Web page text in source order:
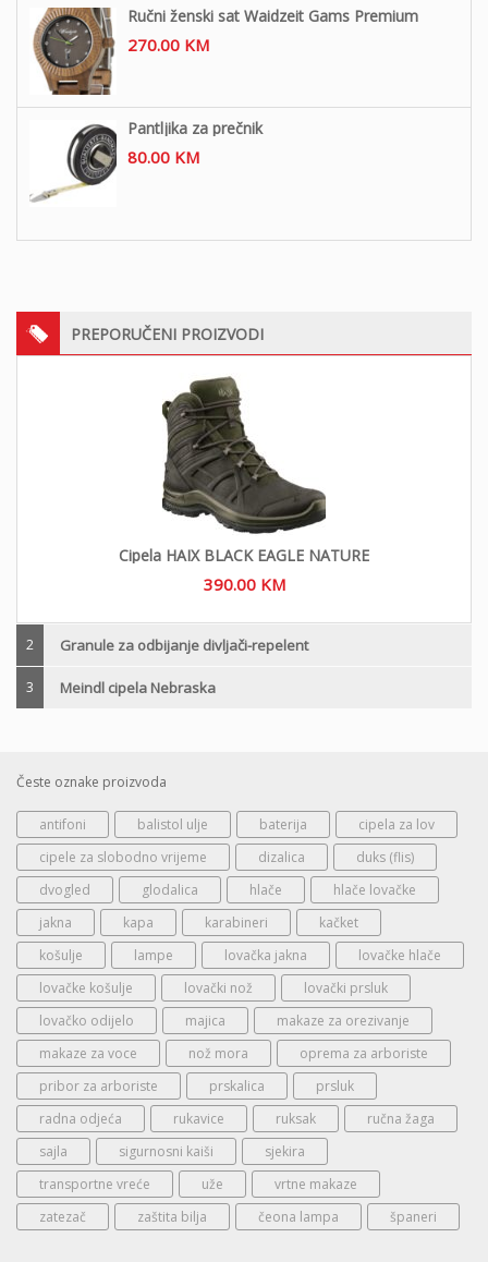
Ručni ženski sat Waidzeit Gams Premium
270.00 KM
Pantljika za prečnik
80.00 KM
PREPORUČENI PROIZVODI
Cipela HAIX BLACK EAGLE NATURE
390.00 KM
2 Granule za odbijanje divljači-repelent
3 Meindl cipela Nebraska
Česte oznake proizvoda
antifoni balistol ulje baterija
cipela za lov
cipele za slobodno vrijeme
dizalica
duks (flis)
dvogled
glodalica hlače
hlače lovačke
jakna
kapa karabineri
kačket
košulje
lampe lovačka jakna
lovačke hlače
lovačke košulje
lovački nož
lovački prsluk
lovačko odijelo
majica
makaze za orezivanje
makaze za voce
nož mora
oprema za arboriste
pribor za arboriste
prskalica
prsluk
radna odjeća
rukavice ruksak
ručna žaga
sajla
sigurnosni kaiši
sjekira
transportne vreće
uže
vrtne makaze
zatezač
zaštita bilja čeona lampa španeri